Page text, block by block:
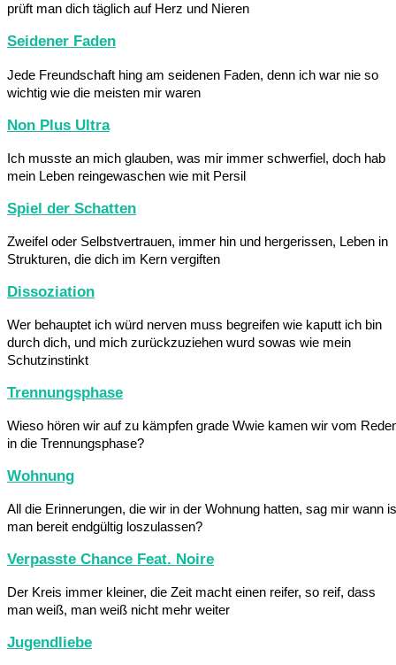
prüft man dich täglich auf Herz und Nieren
Seidener Faden
Jede Freundschaft hing am seidenen Faden, denn ich war nie so
wichtig wie die meisten mir waren
Non Plus Ultra
Ich musste an mich glauben, was mir immer schwerfiel, doch hab
mein Leben reingewaschen wie mit Persil
Spiel der Schatten
Zweifel oder Selbstvertrauen, immer hin und hergerissen, Leben in
Strukturen, die dich im Kern vergiften
Dissoziation
Wer behauptet ich würd nerven muss begreifen wie kaputt ich bin
durch dich, und mich zurückzuziehen wurd sowas wie mein
Schutzinstinkt
Trennungsphase
Wieso hören wir auf zu kämpfen grade Wwie kamen wir vom
in die Trennungsphase?
Wohnung
All die Erinnerungen, die wir in der Wohnung hatten, sag mir wann
man bereit endgültig loszulassen?
Verpasste Chance Feat. Noire
Der Kreis immer kleiner, die Zeit macht einen reifer, so reif, dass
man weiß, man weiß nicht mehr weiter
Jugendliebe